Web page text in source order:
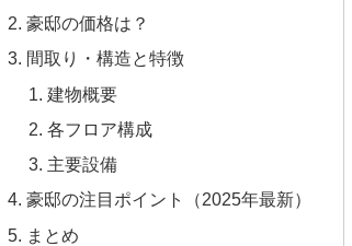
豪邸の価格は？
間取り・構造と特徴
建物概要
各フロア構成
主要設備
豪邸の注目ポイント（2025年最新）
まとめ